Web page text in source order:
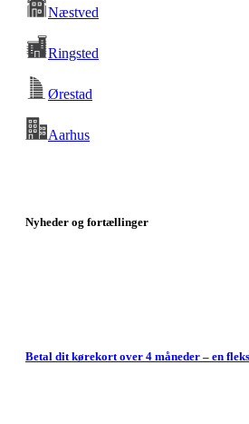
Næstved
Ringsted
Ørestad
Aarhus
Nyheder og fortællinger
Betal dit kørekort over 4 måneder – en